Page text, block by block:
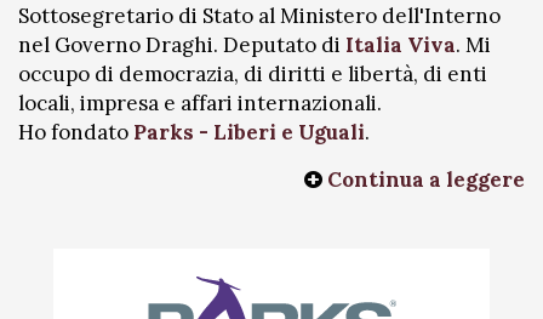
Sottosegretario di Stato al Ministero dell'Interno
nel Governo Draghi. Deputato di Italia Viva. Mi
occupo di democrazia, di diritti e libertà, di enti
locali, impresa e affari internazionali.
Ho fondato Parks - Liberi e Uguali.
Continua a leggere